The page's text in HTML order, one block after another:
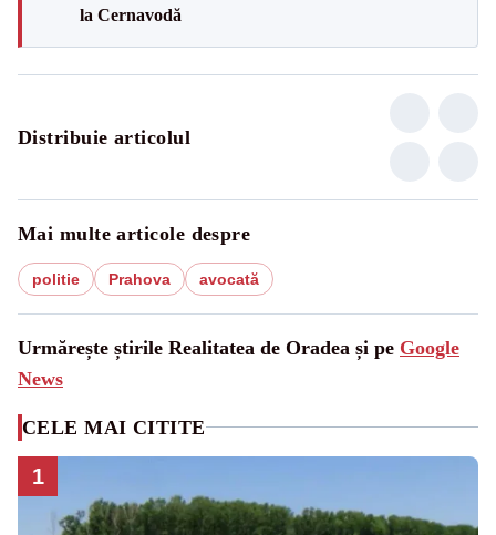
la Cernavodă
Distribuie articolul
Mai multe articole despre
politie Prahova avocată
Urmărește știrile Realitatea de Oradea și pe Google
News
CELE MAI CITITE
1